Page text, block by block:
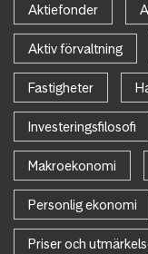
Aktiefonder
Aktiv förvaltning
Fastigheter
Investeringsfilosofi
Makroekonomi
Personlig ekonomi
Priser och